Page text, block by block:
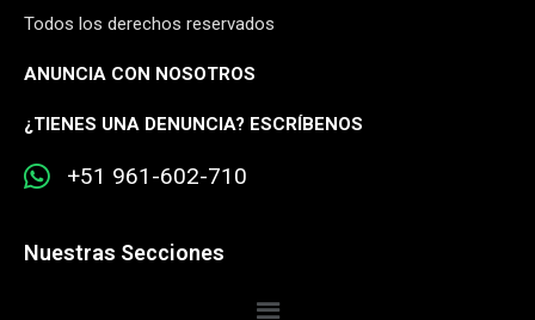
Todos los derechos reservados
ANUNCIA CON NOSOTROS
¿TIENES UNA DENUNCIA? ESCRÍBENOS
+51 961-602-710
Nuestras Secciones